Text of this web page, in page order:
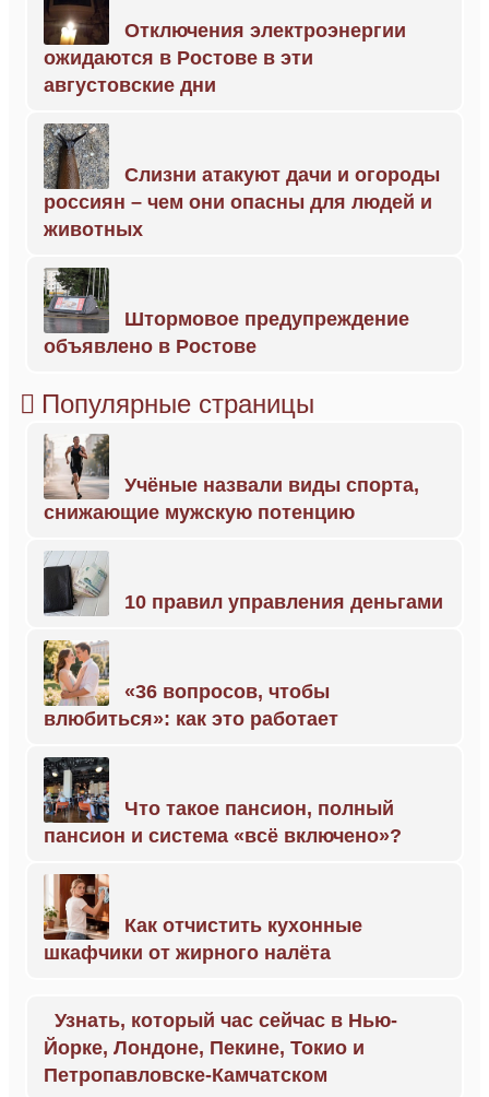
Отключения электроэнергии
ожидаются в Ростове в эти
августовские дни
Слизни атакуют дачи и огороды
россиян – чем они опасны для людей и
животных
Штормовое предупреждение
объявлено в Ростове
Популярные страницы
Учёные назвали виды спорта,
снижающие мужскую потенцию
10 правил управления деньгами
«36 вопросов, чтобы
влюбиться»: как это работает
Что такое пансион, полный
пансион и система «всё включено»?
Как отчистить кухонные
шкафчики от жирного налёта
Узнать, который час сейчас в Нью-
Йорке, Лондоне, Пекине, Токио и
Петропавловске-Камчатском